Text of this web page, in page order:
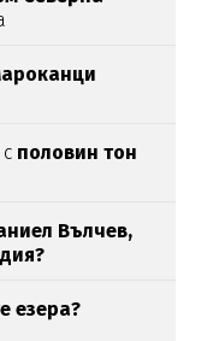
половин тон
Вълчев,
езера?